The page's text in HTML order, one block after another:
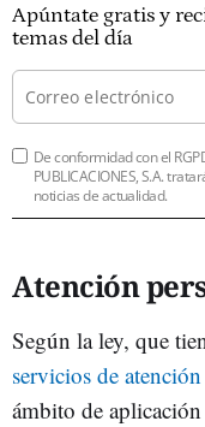
Apúntate gratis y
temas del día
De conformidad con el
PUBLICACIONES, S.A.
noticias de actualidad.
Atención
Según la ley, que
servicios de
ámbito de